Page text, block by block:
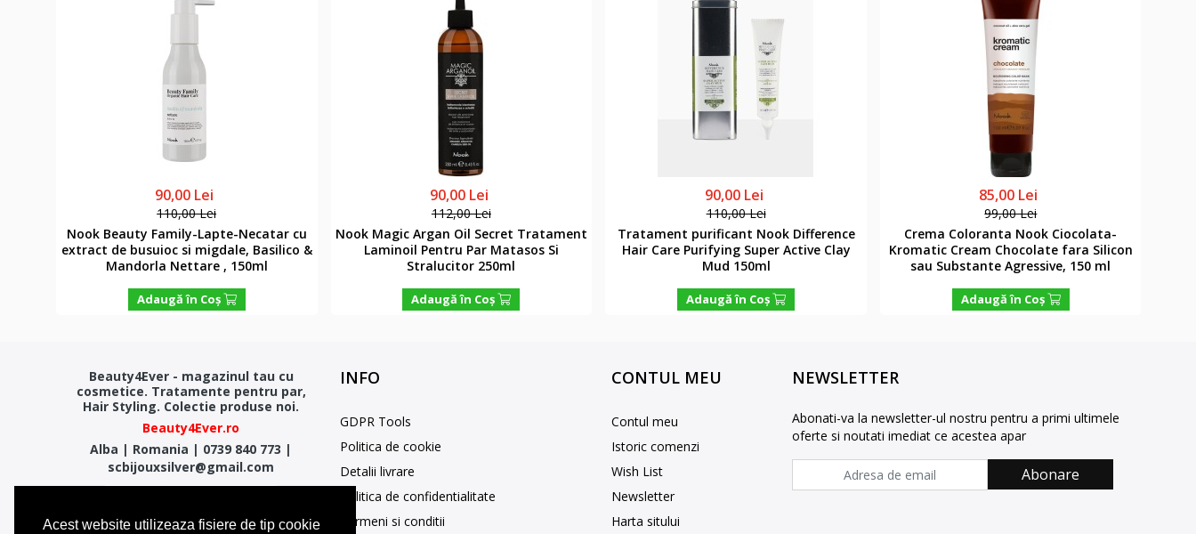
Acest website utilizeaza fisiere de tip cookie
90,00 Lei
110,00 Lei
Nook Beauty Family-Lapte-Necatar cu
extract de busuioc si migdale, Basilico &
Mandorla Nettare , 150ml
Adaugă în Coş
90,00 Lei
112,00 Lei
Nook Magic Argan Oil Secret Tratament
Laminoil Pentru Par Matasos Si
Stralucitor 250ml
Adaugă în Coş
90,00 Lei
110,00 Lei
Tratament purificant Nook Difference
Hair Care Purifying Super Active Clay
Mud 150ml
Adaugă în Coş
85,00 Lei
99,00 Lei
Crema Coloranta Nook Ciocolata-
Kromatic Cream Chocolate fara Silicon
sau Substante Agressive, 150 ml
Adaugă în Coş
Beauty4Ever - magazinul tau cu
cosmetice. Tratamente pentru par,
Hair Styling. Colectie produse noi.
Beauty4Ever.ro
Alba | Romania | 0739 840 773 |
scbijouxsilver@gmail.com
INFO
GDPR Tools
Politica de cookie
Detalii livrare
Politica de confidentialitate
Termeni si conditii
CONTUL MEU
Contul meu
Istoric comenzi
Wish List
Newsletter
Harta sitului
NEWSLETTER
Abonati-va la newsletter-ul nostru pentru a primi ultimele
oferte si noutati imediat ce acestea apar
Abonare